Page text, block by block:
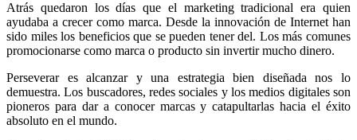
Atrás quedaron los días que el marketing tradicional era quien
ayudaba a crecer como marca. Desde la innovación de Internet han
sido miles los beneficios que se pueden tener del. Los más comunes
promocionarse como marca o producto sin invertir mucho dinero.
Perseverar es alcanzar y una estrategia bien diseñada nos lo
demuestra. Los buscadores, redes sociales y los medios digitales son
pioneros para dar a conocer marcas y catapultarlas hacia el éxito
absoluto en el mundo.